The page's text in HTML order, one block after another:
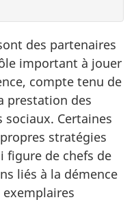
des partenaires
important à jouer
compte tenu de
prestation des
sociaux. Certaines
stratégies
figure de chefs de
liés à la démence